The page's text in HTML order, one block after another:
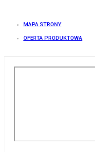
MAPA STRONY
OFERTA PRODUKTOWA